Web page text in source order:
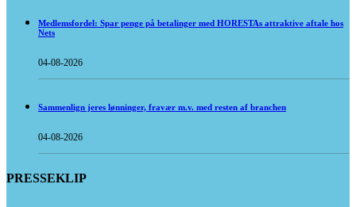
Medlemsfordel: Spar penge på betalinger med HORESTAs attraktive aftale hos
Nets
04-08-2026
Sammenlign jeres lønninger, fravær m.v. med resten af branchen
04-08-2026
PRESSEKLIP